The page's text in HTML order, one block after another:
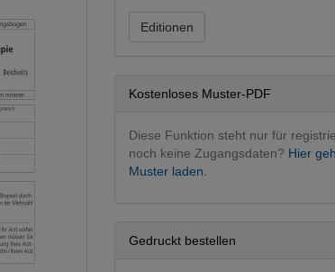
Editionen
Kostenloses Muster-PDF
Diese Funktion steht nur für
noch keine Zugangsdaten? Hier
Muster laden.
Gedruckt bestellen